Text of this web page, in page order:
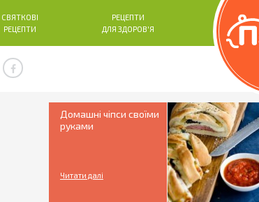
СВЯТКОВІ
РЕЦЕПТИ
РЕЦЕПТИ
ДЛЯ ЗДОРОВ'Я
Домашні чіпси своїми
руками
Читати далі